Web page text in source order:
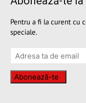
Pentru a fi la curent cu
speciale.
Abonează-te